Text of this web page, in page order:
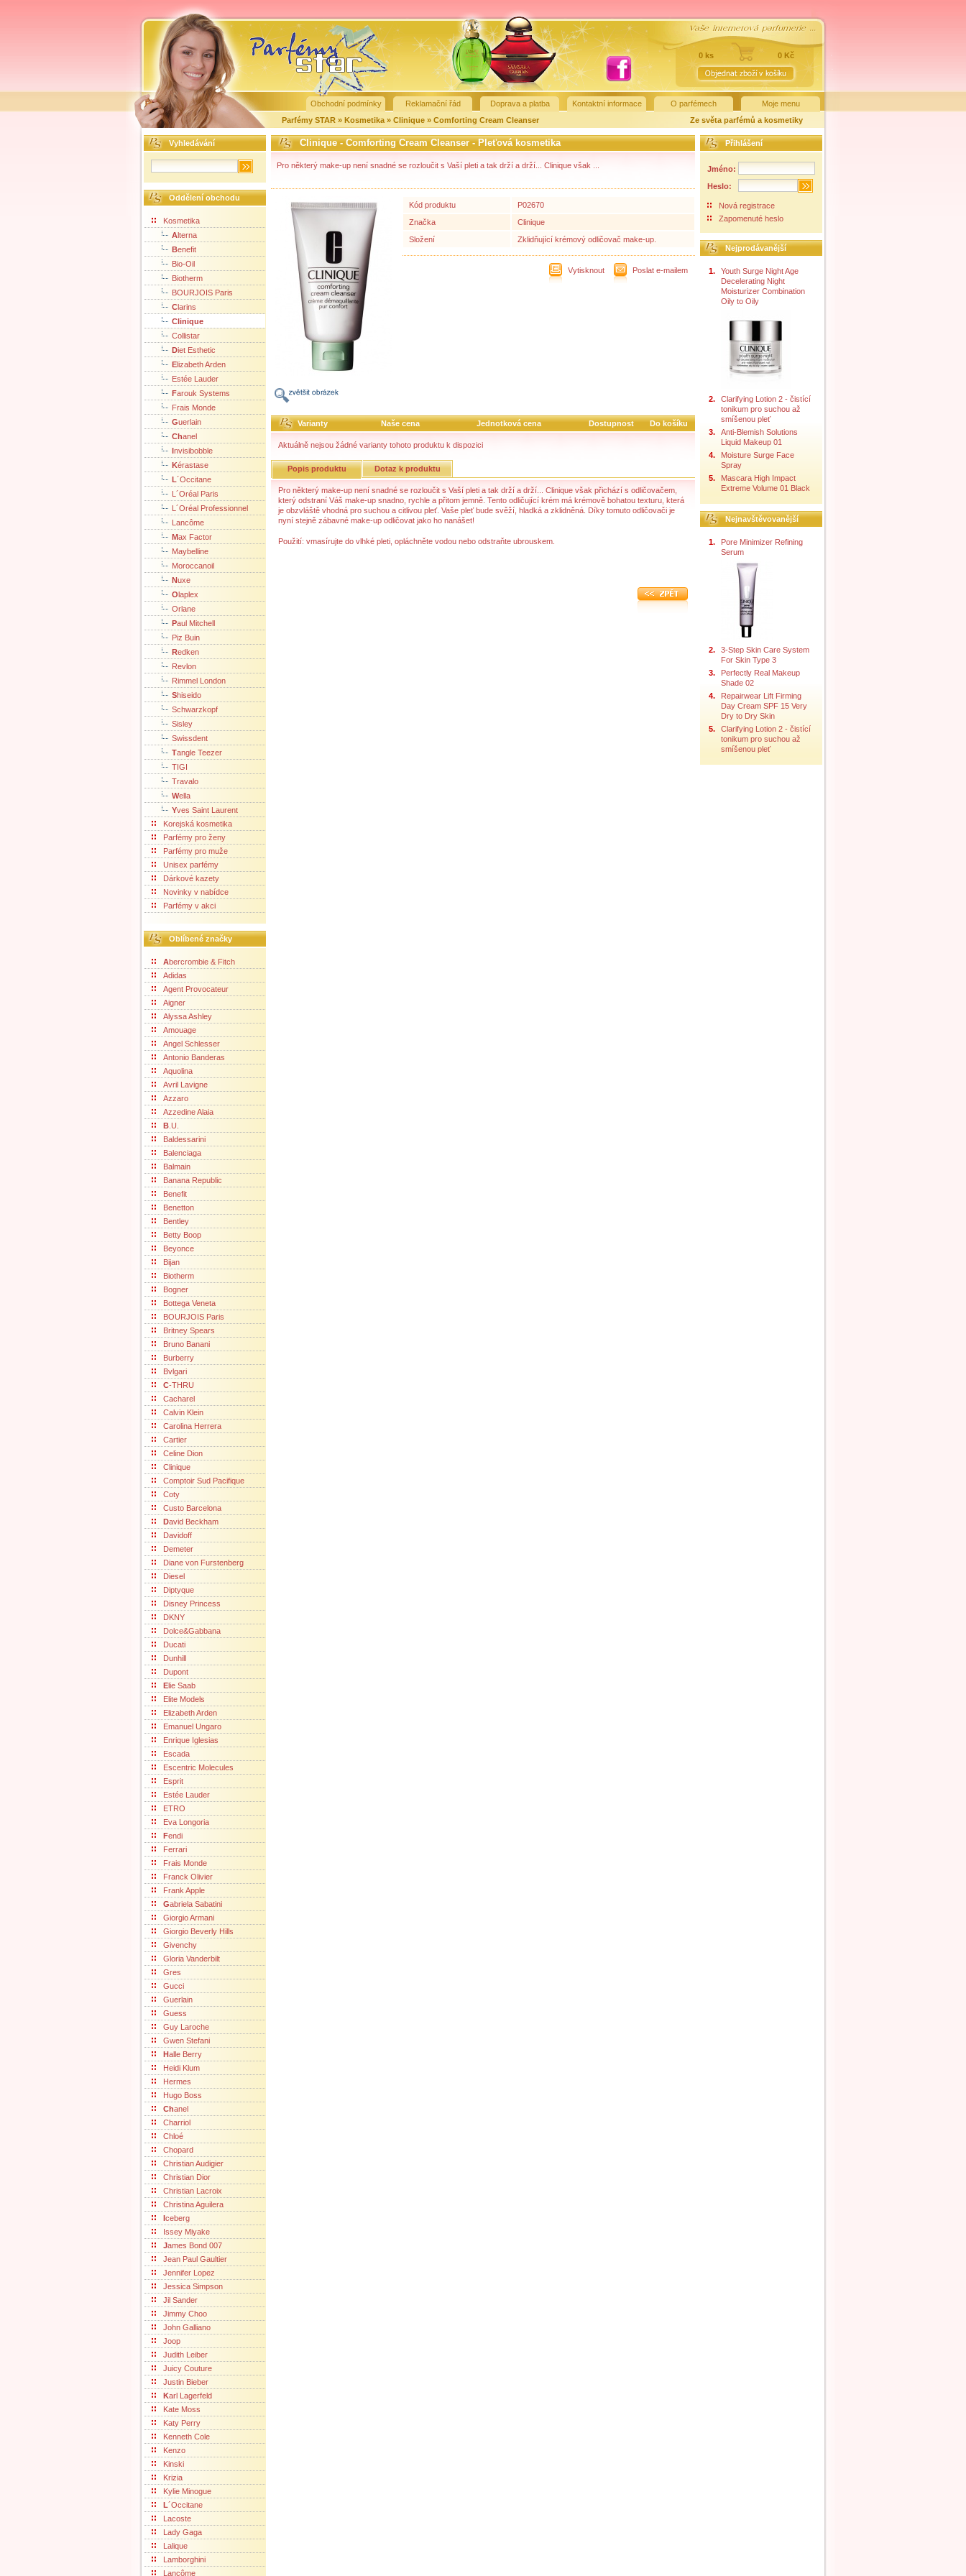
0 ks 0 Kč
Obchodní podmínky Reklamační řád Doprava a platba Kontaktní informace O parfémech
Moje menu
Parfémy STAR » Kosmetika » Clinique » Comforting Cream Cleanser Ze světa parfémů a kosmetiky
Vyhledávání
Oddělení obchodu
Kosmetika
Alterna
Benefit
Bio-Oil
Biotherm
BOURJOIS Paris
Clarins
Clinique
Collistar
Diet Esthetic
Elizabeth Arden
Estée Lauder
Farouk Systems
Frais Monde
Guerlain
Chanel
Invisibobble
Kérastase
L´Occitane
L´Oréal Paris
L´Oréal Professionnel
Lancôme
Max Factor
Maybelline
Moroccanoil
Nuxe
Olaplex
Orlane
Paul Mitchell
Piz Buin
Redken
Revlon
Rimmel London
Shiseido
Schwarzkopf
Sisley
Swissdent
Tangle Teezer
TIGI
Travalo
Wella
Yves Saint Laurent
Korejská kosmetika
Parfémy pro ženy
Parfémy pro muže
Unisex parfémy
Dárkové kazety
Novinky v nabídce
Parfémy v akci
Oblíbené značky
Abercrombie & Fitch
Adidas
Agent Provocateur
Aigner
Alyssa Ashley
Amouage
Angel Schlesser
Antonio Banderas
Aquolina
Avril Lavigne
Azzaro
Azzedine Alaia
B .U.
Baldessarini
Balenciaga
Balmain
Banana Republic
Benefit
Benetton
Bentley
Betty Boop
Beyonce
Bijan
Biotherm
Bogner
Bottega Veneta
BOURJOIS Paris
Britney Spears
Bruno Banani
Burberry
Bvlgari
C-THRU
Cacharel
Calvin Klein
Carolina Herrera
Cartier
Celine Dion
Clinique
Comptoir Sud Pacifique
Coty
Custo Barcelona
David Beckham
Davidoff
Demeter
Diane von Furstenberg
Diesel
Diptyque
Disney Princess
DKNY
Dolce&Gabbana
Ducati
Dunhill
Dupont
Elie Saab
Elite Models
Elizabeth Arden
Emanuel Ungaro
Enrique Iglesias
Escada
Escentric Molecules
Esprit
Estée Lauder
ETRO
Eva Longoria
Fendi
Ferrari
Frais Monde
Franck Olivier
Frank Apple
Gabriela Sabatini
Giorgio Armani
Giorgio Beverly Hills
Givenchy
Gloria Vanderbilt
Gres
Gucci
Guerlain
Guess
Guy Laroche
Gwen Stefani
Halle Berry
Heidi Klum
Hermes
Hugo Boss
Chanel
Charriol
Chloé
Chopard
Christian Audigier
Christian Dior
Christian Lacroix
Christina Aguilera
Iceberg
Issey Miyake
James Bond 007
Jean Paul Gaultier
Jennifer Lopez
Jessica Simpson
Jil Sander
Jimmy Choo
John Galliano
Joop
Judith Leiber
Juicy Couture
Justin Bieber
Karl Lagerfeld
Kate Moss
Katy Perry
Kenneth Cole
Kenzo
Kinski
Krizia
Kylie Minogue
L´Occitane
Lacoste
Lady Gaga
Lalique
Lamborghini
Lancôme
Clinique - Comforting Cream Cleanser - Pleťová kosmetika
Pro některý make-up není snadné se rozloučit s Vaší pleti a tak drží a drží... Clinique však ...
Kód produktu
P02670
Značka
Clinique
Složení
Zklidňující krémový odličovač make-up.
Vytisknout Poslat e-mailem
Varianty Naše cena Jednotková cena Dostupnost Do košíku
Aktuálně nejsou žádné varianty tohoto produktu k dispozici
Popis produktu Dotaz k produktu
Pro některý make-up není snadné se rozloučit s Vaší pleti a tak drží a drží... Clinique však přichází s odličovačem,
který odstraní Váš make-up snadno, rychle a přitom jemně. Tento odličující krém má krémově bohatou texturu, která
je obzvláště vhodná pro suchou a citlivou pleť. Vaše pleť bude svěží, hladká a zklidněná. Díky tomuto odličovači je
nyní stejně zábavné make-up odličovat jako ho nanášet!
Použití: vmasírujte do vlhké pleti, opláchněte vodou nebo odstraňte ubrouskem.
Přihlášení
Jméno:
Heslo:
Nová registrace
Zapomenuté heslo
Nejprodávanější
1.
Youth Surge Night Age
Decelerating Night
Moisturizer Combination
Oily to Oily
2.
Clarifying Lotion 2 - čistící
tonikum pro suchou až
smíšenou pleť
3.
Anti-Blemish Solutions
Liquid Makeup 01
4.
Moisture Surge Face
Spray
5.
Mascara High Impact
Extreme Volume 01 Black
Nejnavštěvovanější
1.
Pore Minimizer Refining
Serum
2.
3-Step Skin Care System
For Skin Type 3
3.
Perfectly Real Makeup
Shade 02
4.
Repairwear Lift Firming
Day Cream SPF 15 Very
Dry to Dry Skin
5.
Clarifying Lotion 2 - čistící
tonikum pro suchou až
smíšenou pleť